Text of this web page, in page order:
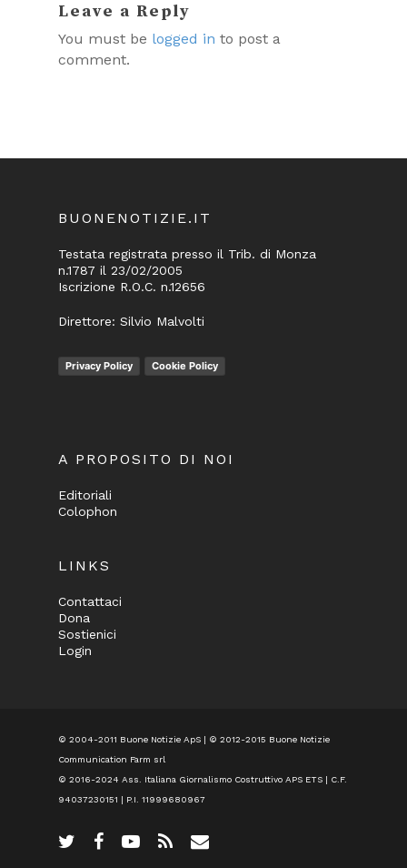
Leave a Reply
You must be logged in to post a
comment.
BUONENOTIZIE.IT
Testata registrata presso il Trib. di Monza
n.1787 il 23/02/2005
Iscrizione R.O.C. n.12656
Direttore: Silvio Malvolti
Privacy Policy Cookie Policy
A PROPOSITO DI NOI
Editoriali
Colophon
LINKS
Contattaci
Dona
Sostienici
Login
© 2004-2011 Buone Notizie ApS | © 2012-2015 Buone Notizie
Communication Farm srl
© 2016-2024 Ass. Italiana Giornalismo Costruttivo APS ETS | C.F.
94037230151 | P.I. 11999680967